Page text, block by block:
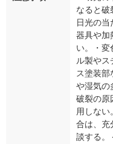
なると破
日光の
器具や加
い。・変
ル製やス
ス塗装部
や湿気の
破裂の原
用しない
合は、充
談する。